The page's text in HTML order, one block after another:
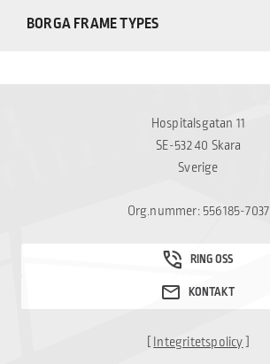
BORGA FRAME TYPES
Hospitalsgatan 11
SE-532 40 Skara
Sverige
Org.nummer: 556185-7037
[Integritetspolicy]